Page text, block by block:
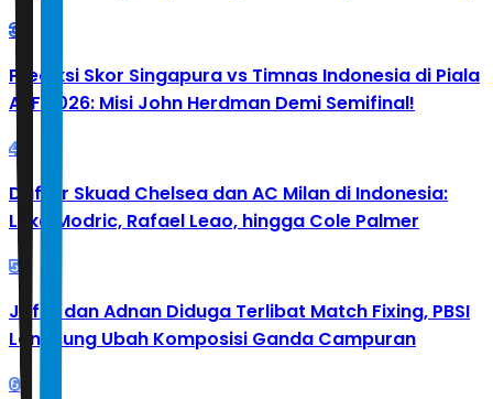
3
Prediksi Skor Singapura vs Timnas Indonesia di Piala
AFF 2026: Misi John Herdman Demi Semifinal!
4
Daftar Skuad Chelsea dan AC Milan di Indonesia:
Luka Modric, Rafael Leao, hingga Cole Palmer
5
Jafar dan Adnan Diduga Terlibat Match Fixing, PBSI
Langsung Ubah Komposisi Ganda Campuran
6